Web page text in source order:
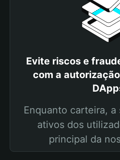
Evite riscos e
com a
Enquanto carteira, a
ativos dos
principal da